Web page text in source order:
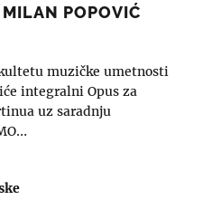
POPOVIĆ
muzičke umetnosti
integralni Opus za
uz saradnju